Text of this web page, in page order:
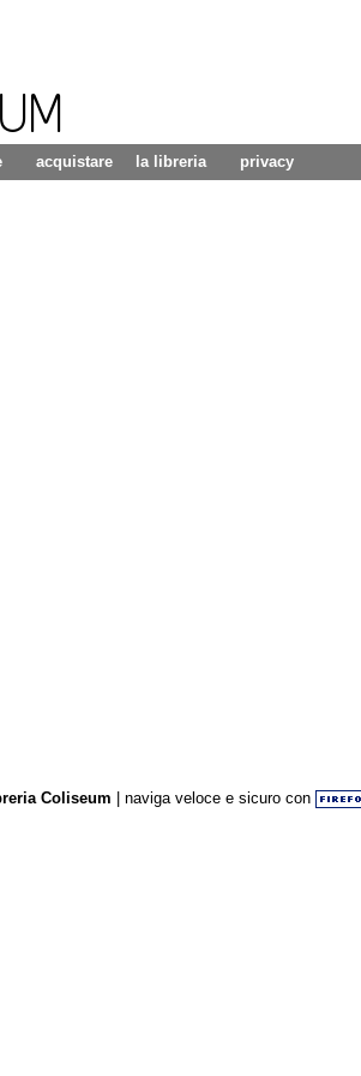
acquistare la libreria privacy
Coliseum | naviga veloce e sicuro con